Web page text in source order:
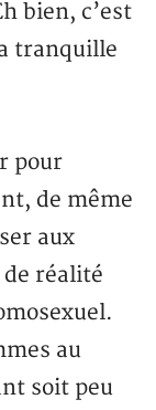
bien, c’est
tranquille
pour
de même
aux
réalité
au
soit peu